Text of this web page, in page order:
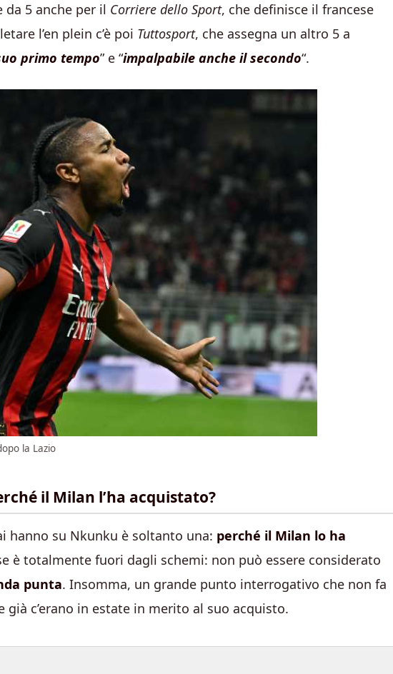
da 5 anche per il Corriere dello Sport, che definisce il francese
l’en plein c’è poi Tuttosport, che assegna un altro 5 a
primo tempo” e “impalpabile anche il secondo“.
la Lazio
il Milan l’ha acquistato?
hanno su Nkunku è soltanto una: perché il Milan lo ha
è totalmente fuori dagli schemi: non può essere considerato
punta. Insomma, un grande punto interrogativo che non fa
c’erano in estate in merito al suo acquisto.